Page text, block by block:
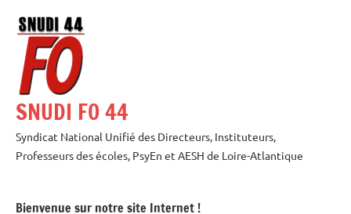
contenu
SNUDI FO 44
Syndicat National Unifié des Directeurs, Instituteurs,
Professeurs des écoles, PsyEn et AESH de Loire-Atlantique
Bienvenue sur notre site Internet !